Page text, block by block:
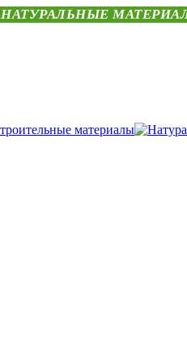
НАТУРАЛЬНЫЕ